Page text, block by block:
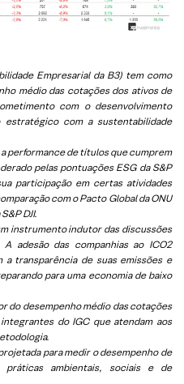
Empresarial da B3) tem como
médio das cotações dos ativos de
com o desenvolvimento
estratégico com a sustentabilidade
performance de títulos que cumprem
pelas pontuações ESG da S&P
participação em certas atividades
com o Pacto Global da ONU
DJI.
instrumento indutor das discussões
adesão das companhias ao ICO2
transparência de suas emissões e
para uma economia de baixo
do desempenho médio das cotações
do IGC que atendam aos
para medir o desempenho de
práticas ambientais, sociais e de